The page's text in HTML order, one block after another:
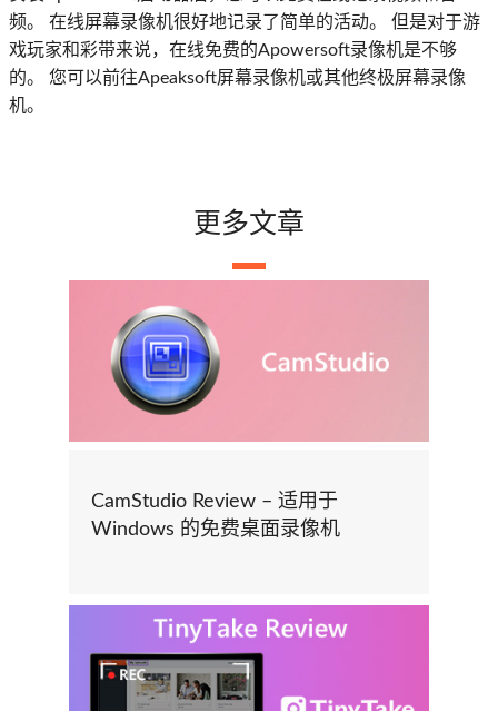
频。 在线屏幕录像机很好地记录了简单的活动。 但是对于游
戏玩家和彩带来说，在线免费的Apowersoft录像机是不够
的。 您可以前往Apeaksoft屏幕录像机或其他终极屏幕录像
机。
更多文章
CamStudio Review – 适用于
Windows 的免费桌面录像机